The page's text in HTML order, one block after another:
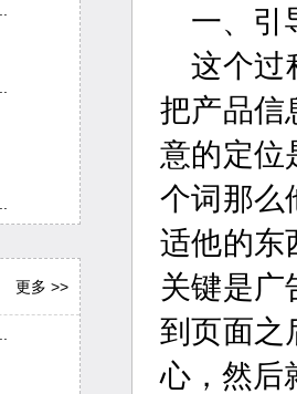
更多 >>
一、引
这个过
把产品信
意的定位
个词那么
适他的东
关键是广
到页面之
心，然后